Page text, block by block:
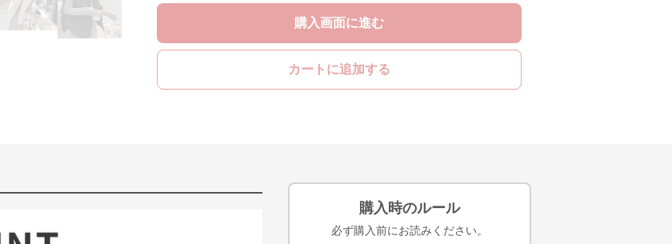
購入画面に進む
カートに追加する
購入時のルール
必ず購入前にお読みください。